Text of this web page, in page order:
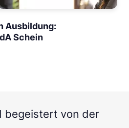
Ausbildung:
Schein
begeistert von der